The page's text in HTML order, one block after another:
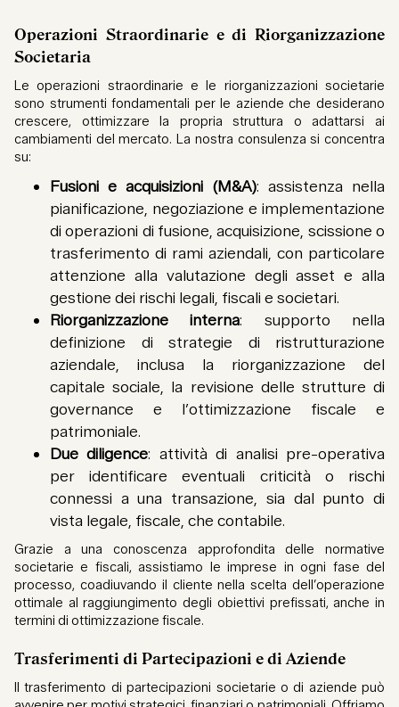
Operazioni Straordinarie e di Riorganizzazione
Societaria
Le operazioni straordinarie e le riorganizzazioni societarie
sono strumenti fondamentali per le aziende che desiderano
crescere, ottimizzare la propria struttura o adattarsi ai
cambiamenti del mercato. La nostra consulenza si concentra
su:
Fusioni e acquisizioni (M&A): assistenza nella
pianificazione, negoziazione e implementazione
di operazioni di fusione, acquisizione, scissione o
trasferimento di rami aziendali, con particolare
attenzione alla valutazione degli asset e alla
gestione dei rischi legali, fiscali e societari.
Riorganizzazione interna: supporto nella
definizione di strategie di ristrutturazione
aziendale, inclusa la riorganizzazione del
capitale sociale, la revisione delle strutture di
governance e l’ottimizzazione fiscale e
patrimoniale.
Due diligence: attività di analisi pre-operativa
per identificare eventuali criticità o rischi
connessi a una transazione, sia dal punto di
vista legale, fiscale, che contabile.
Grazie a una conoscenza approfondita delle normative
societarie e fiscali, assistiamo le imprese in ogni fase del
processo, coadiuvando il cliente nella scelta dell’operazione
ottimale al raggiungimento degli obiettivi prefissati, anche in
termini di ottimizzazione fiscale.
Trasferimenti di Partecipazioni e di Aziende
Il trasferimento di partecipazioni societarie o di aziende può